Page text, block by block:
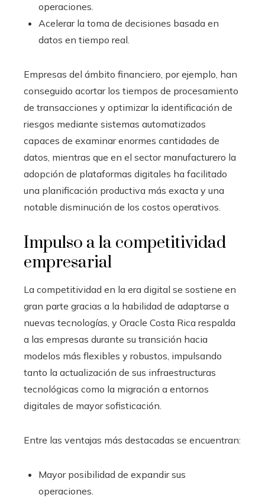
operaciones.
Acelerar la toma de decisiones basada en
datos en tiempo real.
Empresas del ámbito financiero, por ejemplo, han
conseguido acortar los tiempos de procesamiento
de transacciones y optimizar la identificación de
riesgos mediante sistemas automatizados
capaces de examinar enormes cantidades de
datos, mientras que en el sector manufacturero la
adopción de plataformas digitales ha facilitado
una planificación productiva más exacta y una
notable disminución de los costos operativos.
Impulso a la competitividad
empresarial
La competitividad en la era digital se sostiene en
gran parte gracias a la habilidad de adaptarse a
nuevas tecnologías, y Oracle Costa Rica respalda
a las empresas durante su transición hacia
modelos más flexibles y robustos, impulsando
tanto la actualización de sus infraestructuras
tecnológicas como la migración a entornos
digitales de mayor sofisticación.
Entre las ventajas más destacadas se encuentran:
Mayor posibilidad de expandir sus
operaciones.